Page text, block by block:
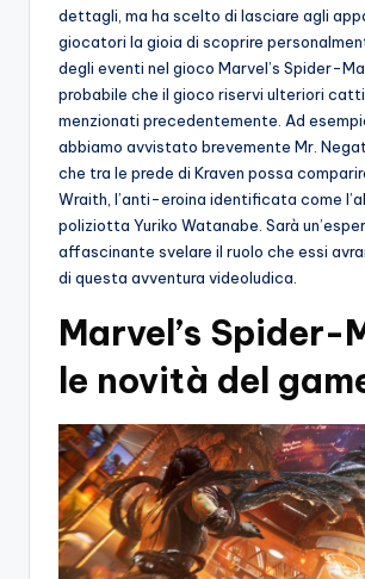
dettagli, ma ha scelto di lasciare agli
giocatori la gioia di scoprire
degli eventi nel gioco Marvel’s Spider-
probabile che il gioco riservi ulteriori
menzionati precedentemente. Ad
abbiamo avvistato brevemente Mr.
che tra le prede di Kraven possa
Wraith, l’anti-eroina identificata come
poliziotta Yuriko Watanabe. Sarà
affascinante svelare il ruolo che essi
di questa avventura videoludica.
Marvel’s Spider-
le novità del